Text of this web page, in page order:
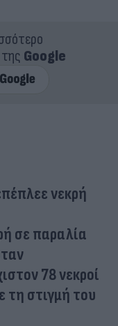
Google
νεκρή
σε παραλία
78 νεκροί
τη στιγμή του